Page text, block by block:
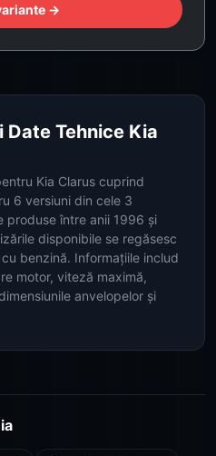
→
Tehnice Kia
Kia Clarus cuprind
6 versiuni din cele 3
produse între anii 1996 și
disponibile se regăsesc
benzină. Informațiile includ
motor, viteză maximă,
anvelopelor și